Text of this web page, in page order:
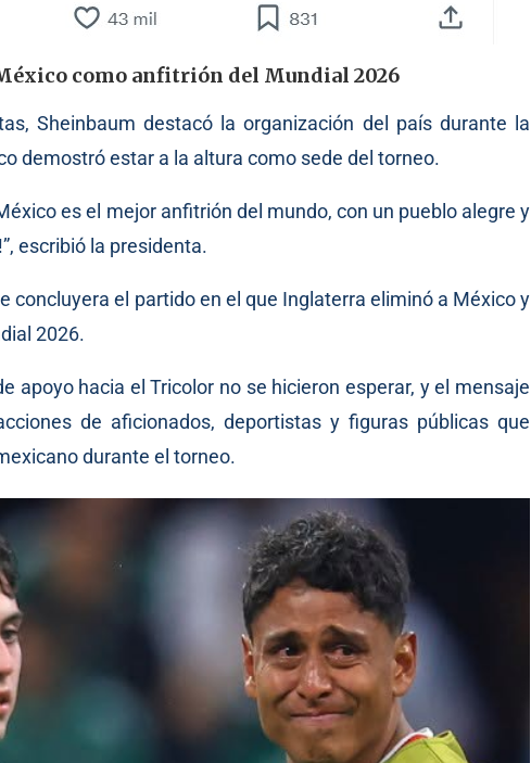
como anfitrión del Mundial 2026
Sheinbaum destacó la organización del país durante la
demostró estar a la altura como sede del torneo.
es el mejor anfitrión del mundo, con un pueblo alegre y
escribió la presidenta.
concluyera el partido en el que Inglaterra eliminó a México y
2026.
apoyo hacia el Tricolor no se hicieron esperar, y el mensaje
de aficionados, deportistas y figuras públicas que
durante el torneo.